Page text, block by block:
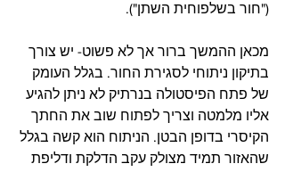
("חור בשלפוחית השתן").
מכאן ההמשך ברור אך לא פשוט- יש צורך
בתיקון ניתוחי לסגירת החור. בגלל העומק
של פתח הפיסטולה בנרתיק לא ניתן להגיע
אליו מלמטה וצריך לפתוח שוב את החתך
הקיסרי בדופן הבטן. הניתוח הוא קשה בגלל
שהאזור תמיד מצולק עקב הדלקת ודליפת